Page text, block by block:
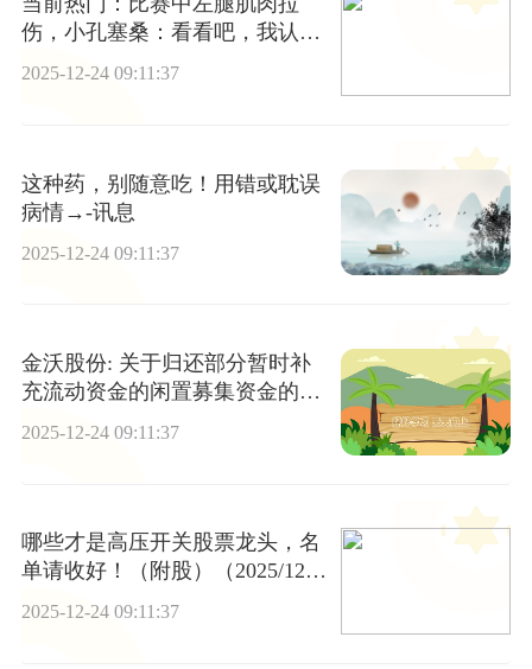
伤，小孔塞桑：看看吧，我认为
这应该不严重
2025-12-24 09:11:37
这种药，别随意吃！用错或耽误
病情→-讯息
2025-12-24 09:11:37
金沃股份: 关于归还部分暂时补
充流动资金的闲置募集资金的公
告内容摘要
2025-12-24 09:11:37
哪些才是高压开关股票龙头，名
单请收好！（附股）（2025/12/1
9） 今日关注
2025-12-24 09:11:37